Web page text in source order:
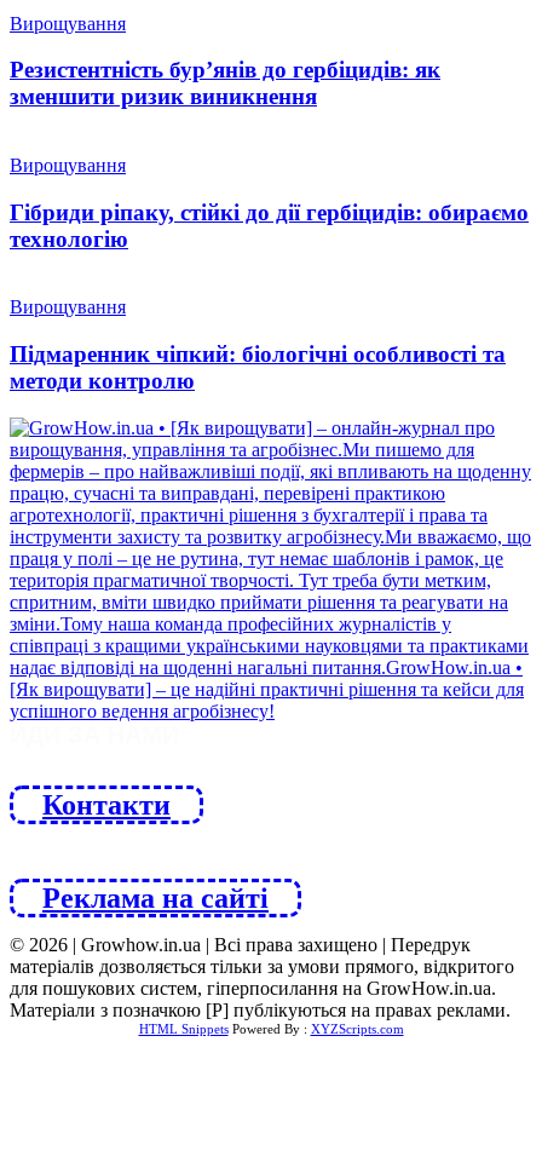
Вирощування
Резистентність бур’янів до гербіцидів: як
зменшити ризик виникнення
Вирощування
Гібриди ріпаку, стійкі до дії гербіцидів: обираємо
технологію
Вирощування
Підмаренник чіпкий: біологічні особливості та
методи контролю
Контакти
Реклама на сайті
© 2026 | Growhow.in.ua | Всі права захищено | Передрук
матеріалів дозволяється тільки за умови прямого, відкритого
для пошукових систем, гіперпосилання на GrowHow.in.ua.
Матеріали з позначкою [Р] публікуються на правах реклами.
HTML SnippetsPowered By : XYZScripts.com